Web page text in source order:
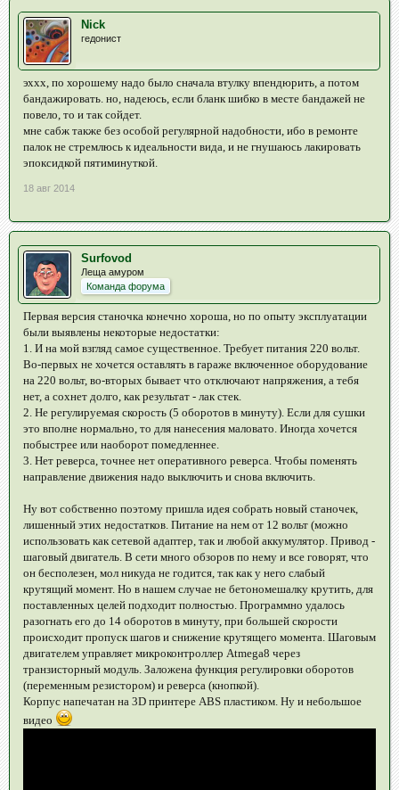
Nick
гедонист
эххх, по хорошему надо было сначала втулку впендюрить, а потом
бандажировать. но, надеюсь, если бланк шибко в месте бандажей не
повело, то и так сойдет.
мне сабж также без особой регулярной надобности, ибо в ремонте
палок не стремлюсь к идеальности вида, и не гнушаюсь лакировать
эпоксидкой пятиминуткой.
18 авг 2014
Surfovod
Леща амуром
Команда форума
Первая версия станочка конечно хороша, но по опыту эксплуатации
были выявлены некоторые недостатки:
1. И на мой взгляд самое существенное. Требует питания 220 вольт.
Во-первых не хочется оставлять в гараже включенное оборудование
на 220 вольт, во-вторых бывает что отключают напряжения, а тебя
нет, а сохнет долго, как результат - лак стек.
2. Не регулируемая скорость (5 оборотов в минуту). Если для сушки
это вполне нормально, то для нанесения маловато. Иногда хочется
побыстрее или наоборот помедленнее.
3. Нет реверса, точнее нет оперативного реверса. Чтобы поменять
направление движения надо выключить и снова включить.
Ну вот собственно поэтому пришла идея собрать новый станочек,
лишенный этих недостатков. Питание на нем от 12 вольт (можно
использовать как сетевой адаптер, так и любой аккумулятор. Привод -
шаговый двигатель. В сети много обзоров по нему и все говорят, что
он бесполезен, мол никуда не годится, так как у него слабый
крутящий момент. Но в нашем случае не бетономешалку крутить, для
поставленных целей подходит полностью. Программно удалось
разогнать его до 14 оборотов в минуту, при большей скорости
происходит пропуск шагов и снижение крутящего момента. Шаговым
двигателем управляет микроконтроллер Atmega8 через
транзисторный модуль. Заложена функция регулировки оборотов
(переменным резистором) и реверса (кнопкой).
Корпус напечатан на 3D принтере ABS пластиком. Ну и небольшое
видео